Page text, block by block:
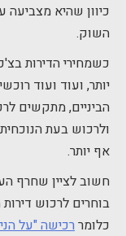
כיוון שהיא מצביעה
השוק.
כשמחירי הדירות
יותר, ועוד ועוד
הביניים, מתקשים
ולרכוש בעת
אף יותר.
חשוב לציין שחרף
בוחרים לרכוש
כלומר רכישה "על